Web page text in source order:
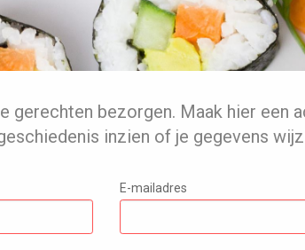
bezorgen. Maak hier een
inzien of je gegevens
E-mailadres